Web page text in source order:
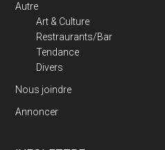
Autre
Art & Culture
Restraurants/Bar
Tendance
Divers
Nous joindre
Annoncer